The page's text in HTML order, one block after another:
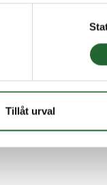
Tillåt urval